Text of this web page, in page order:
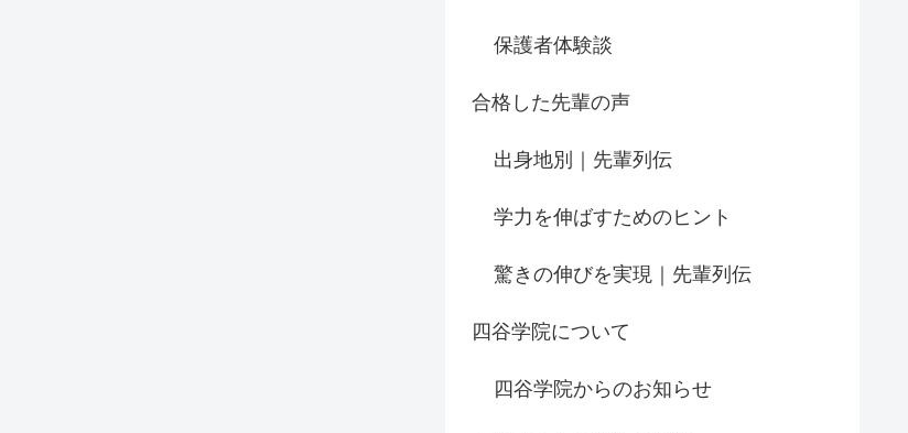
保護者体験談
合格した先輩の声
出身地別｜先輩列伝
学力を伸ばすためのヒント
驚きの伸びを実現｜先輩列伝
四谷学院について
四谷学院からのお知らせ